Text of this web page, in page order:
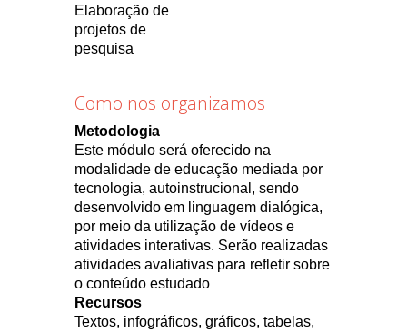
Elaboração de
projetos de
pesquisa
Como nos organizamos
Metodologia
Este módulo será oferecido na
modalidade de educação mediada por
tecnologia, autoinstrucional, sendo
desenvolvido em linguagem dialógica,
por meio da utilização de vídeos e
atividades interativas. Serão realizadas
atividades avaliativas para refletir sobre
o conteúdo estudado
Recursos
Textos, infográficos, gráficos, tabelas,